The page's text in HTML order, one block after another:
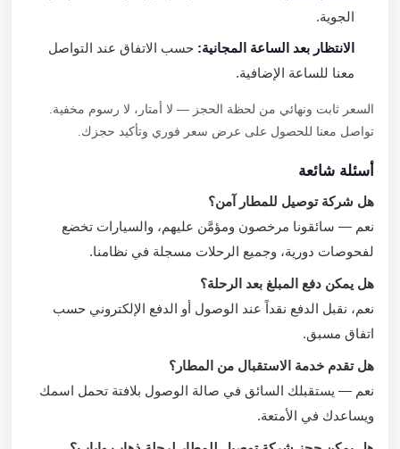
الجوية.
الانتظار بعد الساعة المجانية:حسب الاتفاق عند التواصل
معنا للساعة الإضافية.
السعر ثابت ونهائي من لحظة الحجز — لا أمتار، لا رسوم مخفية.
تواصل معنا للحصول على عرض سعر فوري وتأكيد حجزك.
أسئلة شائعة
هل شركة توصيل للمطار آمن؟
نعم — سائقونا مرخصون ومؤمَّن عليهم، والسيارات تخضع
لفحوصات دورية، وجميع الرحلات مسجلة في نظامنا.
هل يمكن دفع المبلغ بعد الرحلة؟
نعم، نقبل الدفع نقداً عند الوصول أو الدفع الإلكتروني حسب
اتفاق مسبق.
هل تقدم خدمة الاستقبال من المطار؟
نعم — يستقبلك السائق في صالة الوصول بلافتة تحمل اسمك
ويساعدك في الأمتعة.